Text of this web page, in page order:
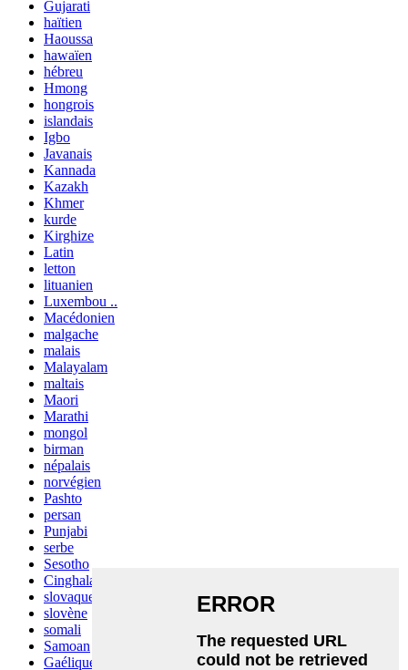
Gujarati
haïtien
Haoussa
hawaïen
hébreu
Hmong
hongrois
islandais
Igbo
Javanais
Kannada
Kazakh
Khmer
kurde
Kirghize
Latin
letton
lituanien
Luxembou ..
Macédonien
malgache
malais
Malayalam
maltais
Maori
Marathi
mongol
birman
népalais
norvégien
Pashto
persan
Punjabi
serbe
Sesotho
Cinghalais
slovaque
slovène
somali
Samoan
Gaélique écossais